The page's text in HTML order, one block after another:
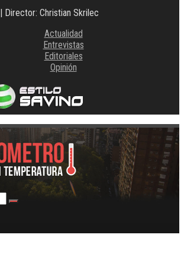
| Director: Christian Skrilec
Actualidad
Entrevistas
Editoriales
Opinión